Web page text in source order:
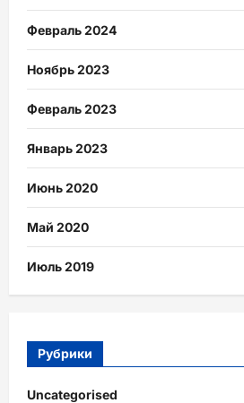
Февраль 2024
Ноябрь 2023
Февраль 2023
Январь 2023
Июнь 2020
Май 2020
Июль 2019
Рубрики
Uncategorised